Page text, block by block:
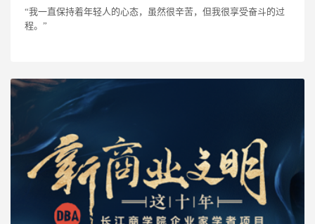
“我一直保持着年轻人的心态，虽然很辛苦，但我很享受奋斗的过
程。”